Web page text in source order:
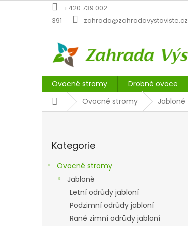
obsah
+420 739 002
391
zahrada@zahradavystaviste.cz
Ovocné stromy Drobné ovoce
DomůOvocné stromy Jabloně
kategorie
Kategorie
Ovocné stromy
Jabloně
Letní odrůdy jabloní
Podzimní odrůdy jabloní
Raně zimní odrůdy jabloní